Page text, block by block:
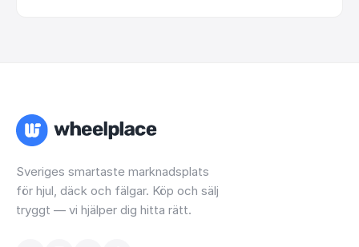
Sveriges smartaste marknadsplats
för hjul, däck och fälgar. Köp och sälj
tryggt — vi hjälper dig hitta rätt.